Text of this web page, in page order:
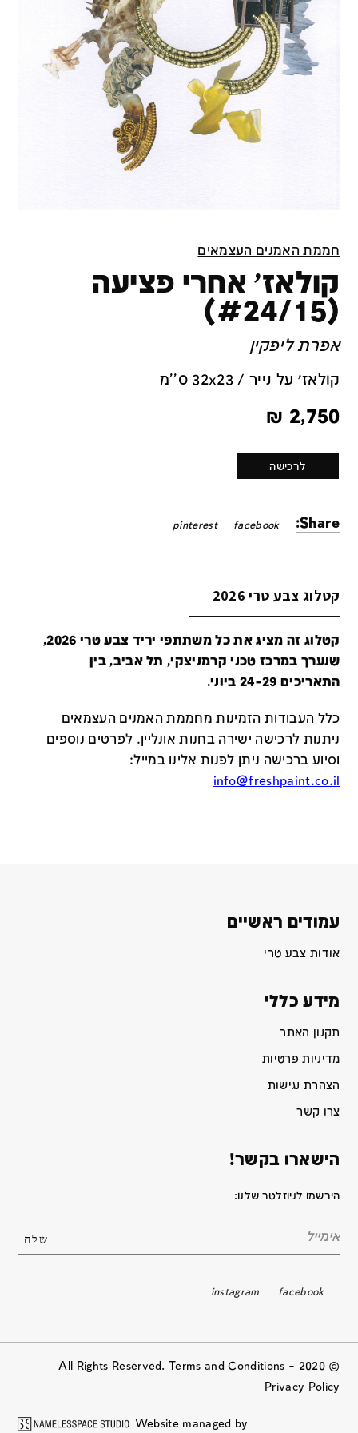
חממת האמנים העצמאים
קולאז׳ אחרי פציעה
(#24/15)
אפרת ליפקין
קולאז׳ על נייר / 32x23 ס''מ
2,750
₪
לרכישה
Share:
facebook
pinterest
קטלוג צבע טרי 2026
קטלוג זה מציג את כל משתתפי יריד צבע טרי 2026,
שנערך במרכז טכני קרמניצקי, תל אביב, בין
התאריכים 24-29 ביוני.
כלל העבודות הזמינות מחממת האמנים העצמאים
ניתנות לרכישה ישירה בחנות אונליין. לפרטים נוספים
וסיוע ברכישה ניתן לפנות אלינו במייל:
info@freshpaint.co.il
עמודים ראשיים
אודות צבע טרי
מידע כללי
תקנון האתר
מדיניות פרטיות
הצהרת נגישות
צרו קשר
הישארו בקשר!
הירשמו לניוזלטר שלנו:
facebook
instagram
© 2020 All Rights Reserved. Terms and Conditions –
Privacy Policy
Website managed by